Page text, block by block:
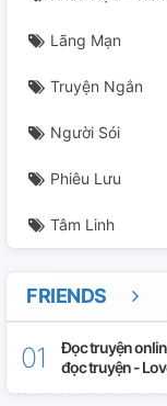
Lãng Mạn
Truyện Ngắn
Người Sói
Phiêu Lưu
Tâm Linh
FRIENDS
Đọc truyện
đọc truyện -